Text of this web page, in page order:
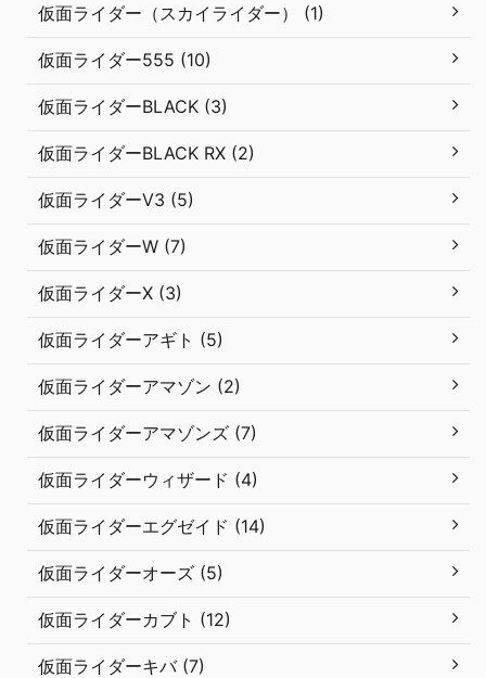
仮面ライダー（スカイライダー） (1)
仮面ライダー555 (10)
仮面ライダーBLACK (3)
仮面ライダーBLACK RX (2)
仮面ライダーV3 (5)
仮面ライダーW (7)
仮面ライダーX (3)
仮面ライダーアギト (5)
仮面ライダーアマゾン (2)
仮面ライダーアマゾンズ (7)
仮面ライダーウィザード (4)
仮面ライダーエグゼイド (14)
仮面ライダーオーズ (5)
仮面ライダーカブト (12)
仮面ライダーキバ (7)